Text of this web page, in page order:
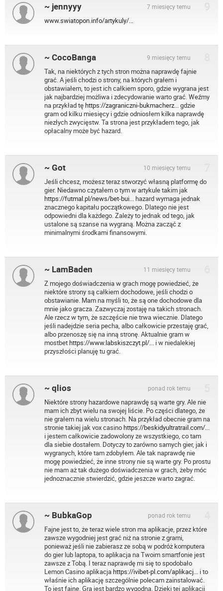
~ jennyyy 7 miesięcy temu
www.swiatopon.info/artykuly/...
~ CocoBanga 9 miesięcy temu
Tak, na niektórych z tych stron można naprawdę fajnie
grać. A jeśli chodzi o strony, na których grałem i
obstawiałem, to jest ich całkiem sporo, gdzie wygrana jest
jak najbardziej możliwa i zdecydowanie warto grać. Weźmy
na przykład tęhttps://zagraniczni-bukmacherz...gdzie
gram od kilku miesięcy i gdzie odniosłem kilka naprawdę
niezłych zwycięstw. Ta strona jest przykładem tego, jak
opłacalny może być hazard.
~ Got 10 miesięcy temu
Jeśli chcesz, możesz teraz stworzyć własną platformę do
gier. Niedawno czytałem o tym w artykule takim jak
https://futmal.pl/news/bet-bui... hazard wymaga jednak
znacznego kapitału początkowego. Dlatego nie jest
odpowiedni dla każdego. Zależy to jednak od tego, jak
ustalone są szanse na wygraną. Można zacząć z
minimalnymi środkami finansowymi.
~ LamBaden 11 miesięcy temu
Z mojego doświadczenia w grach mogę powiedzieć, że
niektóre strony są całkiem dochodowe, jeśli chodzi o
obstawianie. Mam na myśli to, że są one dochodowe dla
mnie jako gracza. Zazwyczaj zostaję na takich stronach.
Ale rzecz w tym, że szczęście nie trwa wiecznie. Dlatego
jeśli nadejdzie seria pecha, albo całkowicie przestaję grać,
albo przenoszę się na inną stronę. Aktualnie gram w
mostbethttps://www.labskiszczyt.pl/... i w niedalekiej
przyszłości planuję tu grać.
~ qlios ponad rok temu
Niektóre strony hazardowe naprawdę są warte gry. Ale nie
mam ich zbyt wielu na swojej liście. Po części dlatego, że
nie grałem na wielu stronach. Na przykład obecnie gram na
stronie takiej jak vox casinohttps://beskidyultratrail.com/...
i jestem całkowicie zadowolony ze wszystkiego, co tam
dla siebie dostałem. Dotyczy to zarówno samych gier, jak i
wygranych, które tam zdobyłem. Ale tak naprawdę nie
mogę powiedzieć, że inne strony nie są warte gry. Po prostu
nie mam aż tak dużego doświadczenia w grach, żeby móc
jednoznacznie stwierdzić, gdzie jeszcze warto zagrać.
~ BubkaGop ponad rok temu
Fajne jest to, że teraz wiele stron ma aplikacje, przez które
zawsze wygodniej jest grać niż na stronie z grami,
ponieważ jeśli nie zabierasz ze sobą w podróż komputera
do gier lub laptopa, to aplikacja na Twoim smartfonie jest
zawsze z Tobą. I teraz naprawdę mi się to spodobało
Lemon Casino aplikacjahttps://ivibet-pl.com/aplikacj... i to
właśnie ich aplikację szczególnie polecam zainstalować.
To jest fajne. Gra jest bardzo wygodna. Dzięki tej aplikacji